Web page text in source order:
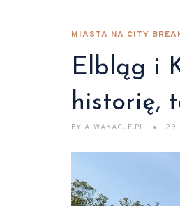
MIASTA NA CITY
Elbląg i
historię,
BY A-WAKACJE.PL 29